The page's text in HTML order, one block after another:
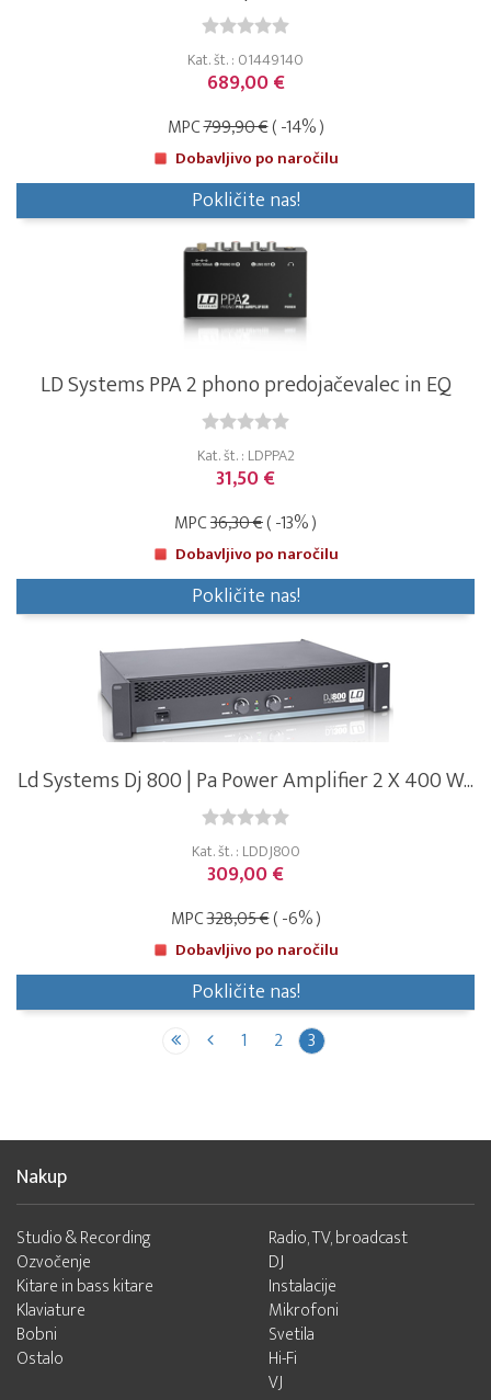
Kat. št. : 01449140
689,00 €
MPC799,90 €( -14% )
Dobavljivo po naročilu
Pokličite nas!
LD Systems PPA 2 phono predojačevalec in EQ
Kat. št. : LDPPA2
31,50 €
MPC36,30 €( -13% )
Dobavljivo po naročilu
Pokličite nas!
Ld Systems Dj 800 | Pa Power Amplifier 2 X 400 W...
Kat. št. : LDDJ800
309,00 €
MPC328,05 €( -6% )
Dobavljivo po naročilu
Pokličite nas!
1 2 3
Nakup
Studio & Recording
Ozvočenje
Kitare in bass kitare
Klaviature
Bobni
Ostalo
Radio, TV, broadcast
DJ
Instalacije
Mikrofoni
Svetila
Hi-Fi
VJ